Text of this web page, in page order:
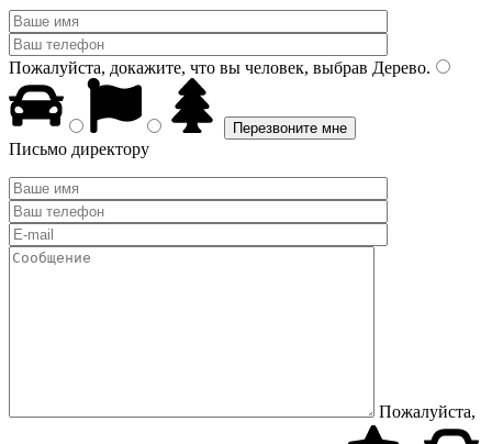
Пожалуйста, докажите, что вы человек, выбрав Дерево.
Письмо директору
Пожалуйста,